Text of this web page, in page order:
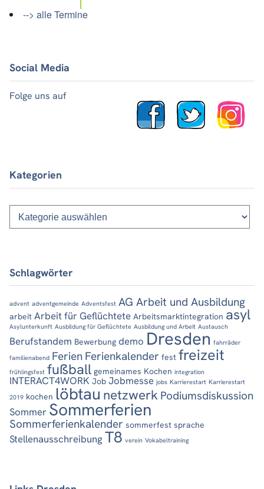
--> alle Termine
Social Media
Folge uns auf
Kategorien
Kategorien
Schlagwörter
advent adventgemeinde Adventsfest AG Arbeit und Ausbildung
arbeit Arbeit für Geflüchtete Arbeitsmarktintegration asyl
Asylunterkunft Ausbildung für Geflüchtete Ausbildung und Arbeit Austausch
Berufstandem Bewerbung demo Dresden fahrräder
familienabend Ferien Ferienkalender fest freizeit
frühlingsfest fußball gemeinames Kochen integration
INTERACT4WORK Job Jobmesse jobs Karrierestart Karrierestart
2019 kochen löbtau netzwerk Podiumsdiskussion
Sommer Sommerferien
Sommerferienkalender sommerfest sprache
Stellenausschreibung T8 verein Vokabeltraining